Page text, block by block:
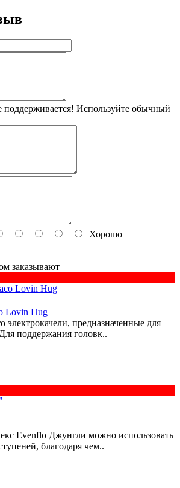
Используйте обычный
Хорошо
заказывают
Lovin Hug
электрокачели, предназначенные для
поддержания головк..
Evenflo Джунгли можно использовать
благодаря чем..